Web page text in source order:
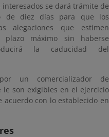
se dará trámite de
de diez días para que los
alegaciones que estimen
plazo máximo sin haberse
la caducidad del
un comercializador de
son exigibles en el ejercicio
acuerdo con lo establecido en